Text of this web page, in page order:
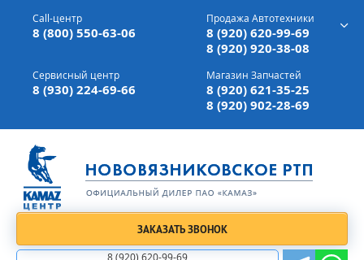
г. Вязники,ул. Механизаторов, д 90
Доставка а/м,по всей России
Call-центр
8 (800) 550-63-06
Продажа Автотехники
8 (920) 620-99-69
8 (920) 920-38-08
Сервисный центр
8 (930) 224-69-66
Магазин Запчастей
8 (920) 621-35-25
8 (920) 902-28-69
ЗАКАЗАТЬ ЗВОНОК
8 (920) 620-99-69